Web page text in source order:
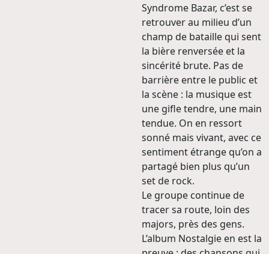
Syndrome Bazar, c’est se
retrouver au milieu d’un
champ de bataille qui sent
la bière renversée et la
sincérité brute. Pas de
barrière entre le public et
la scène : la musique est
une gifle tendre, une main
tendue. On en ressort
sonné mais vivant, avec ce
sentiment étrange qu’on a
partagé bien plus qu’un
set de rock.
Le groupe continue de
tracer sa route, loin des
majors, près des gens.
L’album Nostalgie en est la